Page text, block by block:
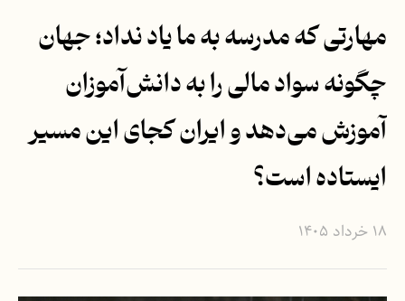
مهارتی که مدرسه به ما یاد نداد؛ جهان
چگونه سواد مالی را به دانش‌آموزان
آموزش می‌دهد و ایران کجای این مسیر
ایستاده است؟
۱۸ خرداد ۱۴۰۵